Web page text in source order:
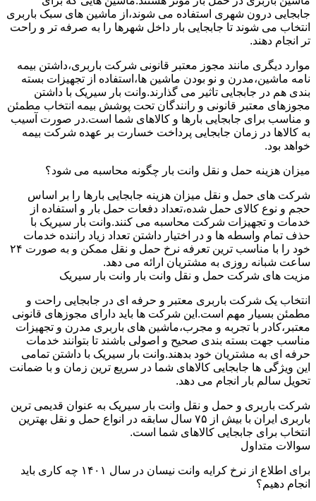
جابجایی درون شهری استفاده می شوند،از ماشین های سبک باربری
انتخاب می شوند تا جابجایی بار داخل شهرها را به صرفه تر و راحت
تر انجام دهند.
موارد دیگری مانند مجوز معتبر قانونی شرکت باربری،داشتن بیمه
نامه ماشین،مدرن و نو بودن ماشین ها،استفاده از تجهیزات بسته
بندی هم در جابجایی تاثیر می گذارند.وانت بار سیریک با داشتن
مجوزهای معتبر قانونی و رانندگان تحت پوشش بیمه انتخاب مطمئن
و مناسب برای جابجایی بارها و کالاهای شما است.در صورت آسیب
به کالاها در زمان جابجایی پرداخت خسارت بر عهده شرکت بیمه
خواهد بود.
میزان هزینه حمل و نقل وانت بار چگونه محاسبه می شود؟
شرکت های حمل و نقل میزان هزینه جابجایی بارها را بر اساس
حجم و نوع کالای حمل شده،تعداد دفعات حمل بار و استفاده از
خدمات و تجهیزات شرکت محاسبه می کنند.وانت بار سیریک با
حذف تمام واسطه ها و در اختیار داشتن تعداد زیاد راننده خدمات
خود را با مناسب ترین تعرفه نرخ حمل و نقل ممکن و به صورت ۲۴
ساعت شبانه روزی به مشتریان ارائه می دهد.
مزیت های شرکت حمل و نقل وانت بار وانت بار سیریک
انتخاب یک شرکت باربری معتبر و حرفه ای در جابجایی راحت و
مطمئن بسیار مهم است.این شرکت ها باید دارای مجوزهای قانونی
معتبر،کادر با تجربه و مجرب،ماشین های باربری مدرن و تجهیزات
مناسب جهت بسته بندی صحیح و اصولی باشند تا بتوانند خدمات
حرفه ای به مشتریان خود بدهند.وانت بار سیریک با داشتن تمامی
این ویژگی ها جابجایی کالاهای شما در سریع ترین زمان و با ضمانت
تحویل سالم بار انجام می دهد.
شرکت باربری و حمل و نقل وانت بار سیریک به عنوان قدیمی ترین
باربری ایران با بیش از ۷۵ سال سابقه در انواع حمل و نقل بهترین
انتخاب برای جابجایی کالاهای شما است.
سوالات متداول
برای اطلاع از نرخ کرایه وانت نیسان در سال ۱۴۰۱ چه کاری باید
انجام دهیم؟